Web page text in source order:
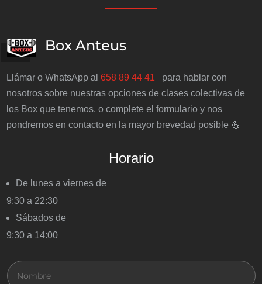
Box Anteus
Llámar o WhatsApp al658 89 44 41
para hablar con
nosotros sobre nuestras opciones de clases colectivas de
los Box que tenemos, o complete el formulario y nos
pondremos en contacto en la mayor brevedad posible 💪
Horario
De lunes a viernes de
9:30 a 22:30
Sábados de
9:30 a 14:00